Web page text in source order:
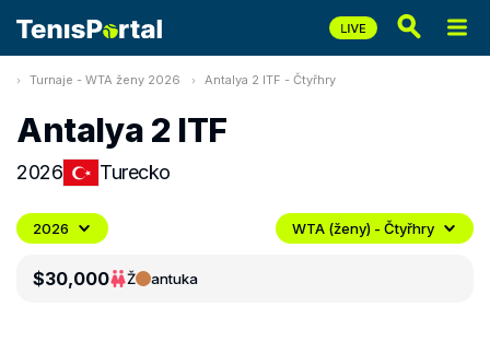
Turnaje - WTA ženy 2026 Antalya 2 ITF - Čtyřhry
Antalya 2 ITF
2026 Turecko
2026 WTA (ženy) - Čtyřhry
$30,000 Ž antuka